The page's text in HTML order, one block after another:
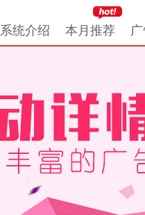
系统介绍 本月推荐